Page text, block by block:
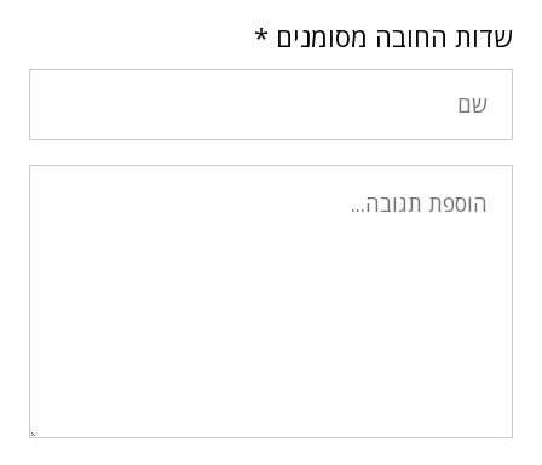
שדות החובה מסומנים *